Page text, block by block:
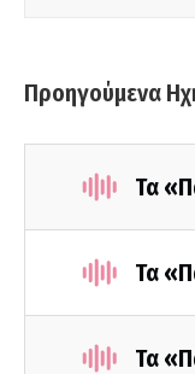
Προηγούμενα
Τα
Τα
Τα